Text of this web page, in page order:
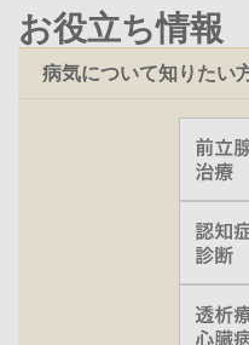
お役立ち情報
病気について知りたい